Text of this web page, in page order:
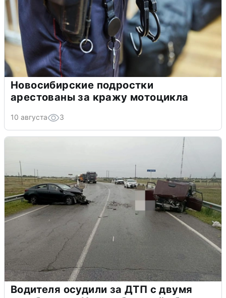
Новосибирские подростки
арестованы за кражу мотоцикла
10 августа 3
Водителя осудили за ДТП с двумя